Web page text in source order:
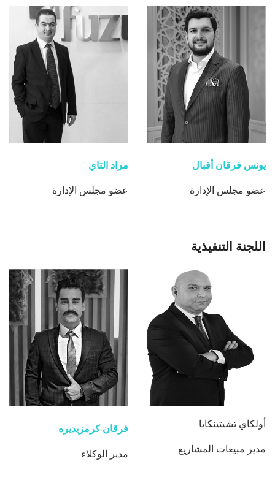
يونس فرقان أقبال
عضو مجلس الإدارة
مراد التاي
عضو مجلس الإدارة
اللجنة التنفيذية
أولكاي تشيتينكايا
مدير مبيعات المشاريع
فرقان كرمزيديره
مدير الوكلاء